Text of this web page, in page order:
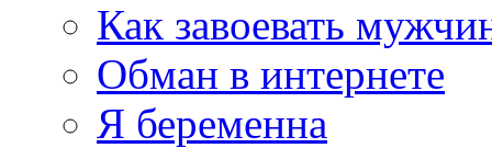
Как завоевать
Обман в интернете
Я беременна